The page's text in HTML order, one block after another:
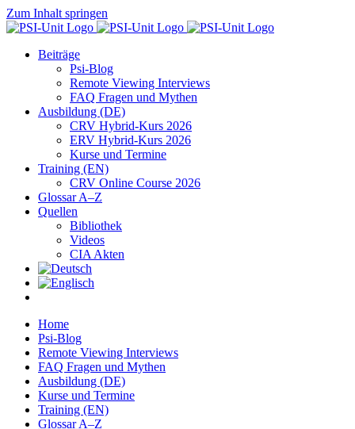
Zum Inhalt springen
Beiträge
Psi-Blog
Remote Viewing Interviews
FAQ Fragen und Mythen
Ausbildung (DE)
CRV Hybrid-Kurs 2026
ERV Hybrid-Kurs 2026
Kurse und Termine
Training (EN)
CRV Online Course 2026
Glossar A–Z
Quellen
Bibliothek
Videos
CIA Akten
Home
Psi-Blog
Remote Viewing Interviews
FAQ Fragen und Mythen
Ausbildung (DE)
Kurse und Termine
Training (EN)
Glossar A–Z